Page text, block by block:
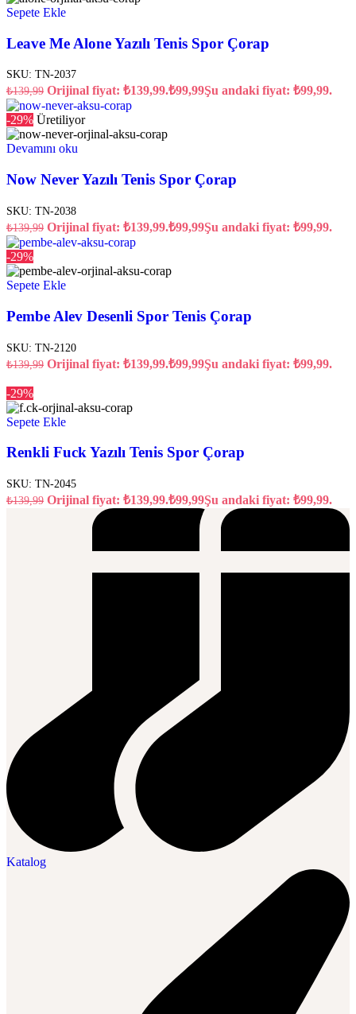
Sepete Ekle
Leave Me Alone Yazılı Tenis Spor Çorap
SKU: TN-2037
₺139,99 Orijinal fiyat: ₺139,99.₺99,99Şu andaki fiyat: ₺99,99.
-29% Üretiliyor
Devamını oku
Now Never Yazılı Tenis Spor Çorap
SKU: TN-2038
₺139,99 Orijinal fiyat: ₺139,99.₺99,99Şu andaki fiyat: ₺99,99.
-29%
Sepete Ekle
Pembe Alev Desenli Spor Tenis Çorap
SKU: TN-2120
₺139,99 Orijinal fiyat: ₺139,99.₺99,99Şu andaki fiyat: ₺99,99.
-29%
Sepete Ekle
Renkli Fuck Yazılı Tenis Spor Çorap
SKU: TN-2045
₺139,99 Orijinal fiyat: ₺139,99.₺99,99Şu andaki fiyat: ₺99,99.
Katalog